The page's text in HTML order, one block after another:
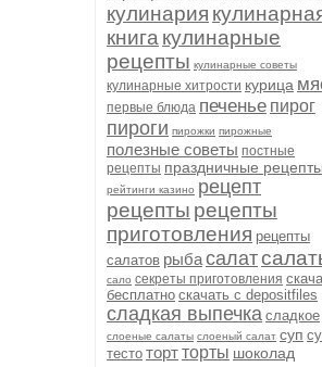
кулинария
книга кулинарные
рецепты кулинарные советы
кулинарные хитрости курица
первые блюда печенье пирог
пироги пирожки пирожные
полезные советы постные
рецепты праздничные рецепты
рейтинги казино рецепт
рецепты рецепты
приготовления рецепты
салатов рыбасалат
сало секреты приготовления
бесплатно скачать с depositfiles
сладкая выпечка сладкое
слоеные салаты слоеный салат суп
тесто тортторты шоколад